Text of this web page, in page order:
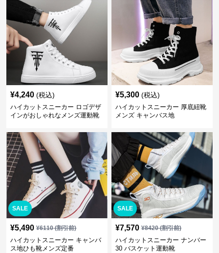
¥4,240 (税込)
ハイカットスニーカー ロゴデザ
インがおしゃれなメンズ運動靴
¥5,300 (税込)
ハイカットスニーカー 厚底紐靴
メンズ キャンバス地
SALE
¥5,490 ¥6110(割引前)
ハイカットスニーカー キャンバ
ス地ひも靴メンズ定番
SALE
¥7,570 ¥8420(割引前)
ハイカットスニーカー ナンバー
30 バスケット運動靴